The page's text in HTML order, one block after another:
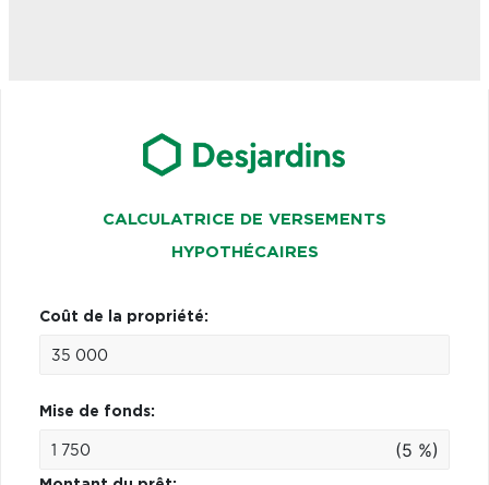
CALCULATRICE DE VERSEMENTS
HYPOTHÉCAIRES
Coût de la propriété:
Mise de fonds:
(5 %)